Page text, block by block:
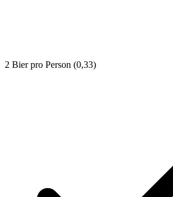
2 Bier pro Person (0,33)